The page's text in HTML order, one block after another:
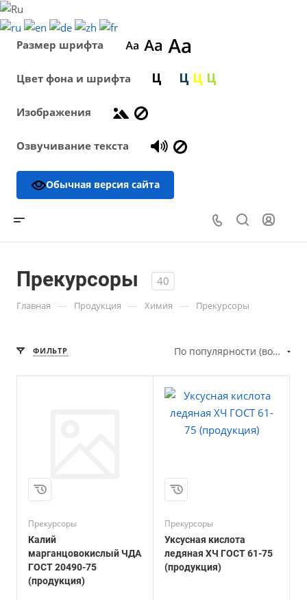
Размер шрифта
Цвет фона и шрифта
Изображения
Озвучивание текста
Обычная версия сайта
Прекурсоры 40
Главная — Продукция — Химия — Прекурсоры
ФИЛЬТР По популярности (возрастание)
Прекурсоры
Калий
марганцовокислый ЧДА
ГОСТ 20490-75
(продукция)
Прекурсоры
Уксусная кислота
ледяная ХЧ ГОСТ 61-75
(продукция)